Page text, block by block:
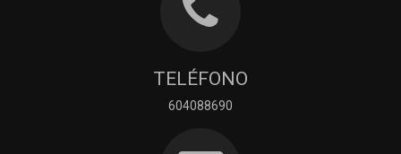
TELÉFONO
604088690